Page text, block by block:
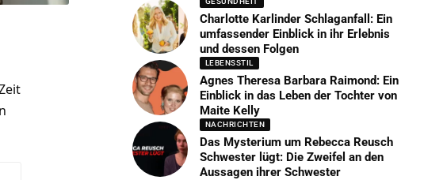
Charlotte Karlinder Schlaganfall: Ein
umfassender Einblick in ihr Erlebnis
und dessen Folgen
LEBENSSTIL
Agnes Theresa Barbara Raimond: Ein
Einblick in das Leben der Tochter von
Maite Kelly
NACHRICHTEN
Das Mysterium um Rebecca Reusch
Schwester lügt: Die Zweifel an den
Aussagen ihrer Schwester